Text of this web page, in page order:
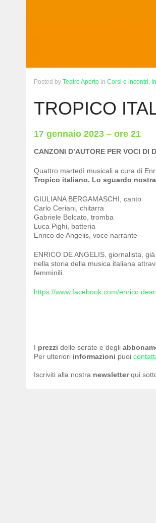
Posted by Teatro Aperto in Corsi e incontri,
TROPICO
17 gennaio 2023 – ore 21
CANZONI D’AUTORE PER VOCI
Quattro martedì musicali a cura di
Tropico italiano. Lo sguardo
GIULIANA BERGAMASCHI, canto
Carlo Ceriani, chitarra
Gabriele Bolcato, tromba
Luca Pighi, batteria
Enrico de Angelis, voce narrante
ENRICO DE ANGELIS, giornalista,
nella storia della musica italiana
femminili.
https://www.facebook.com/
I prezzi delle serate e degli
Per ulteriori informazioni puoi
Iscriviti alla nostra newsletterqui